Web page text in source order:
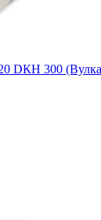
DКH 300